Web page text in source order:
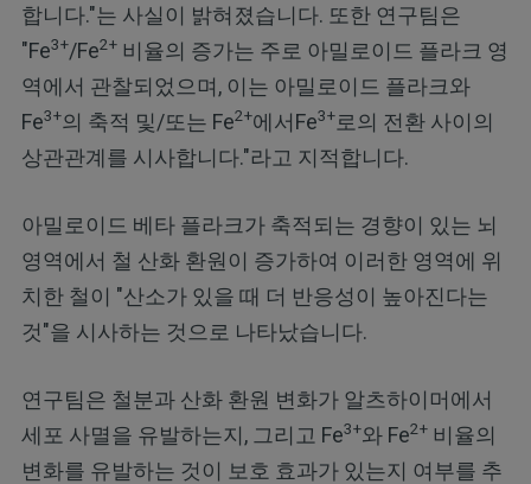
합니다."는 사실이 밝혀졌습니다. 또한 연구팀은
"Fe3+/Fe2+비율의 증가는 주로 아밀로이드 플라크 영
역에서 관찰되었으며, 이는 아밀로이드 플라크와
Fe3+의 축적 및/또는 Fe2+에서Fe3+로의 전환 사이의
상관관계를 시사합니다."라고 지적합니다.
아밀로이드 베타 플라크가 축적되는 경향이 있는 뇌
영역에서 철 산화 환원이 증가하여 이러한 영역에 위
치한 철이 "산소가 있을 때 더 반응성이 높아진다는
것"을 시사하는 것으로 나타났습니다.
연구팀은 철분과 산화 환원 변화가 알츠하이머에서
세포 사멸을 유발하는지, 그리고 Fe3+와 Fe2+비율의
변화를 유발하는 것이 보호 효과가 있는지 여부를 추